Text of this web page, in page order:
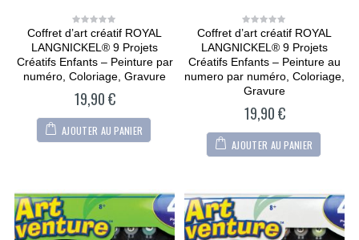
0
out
of
5
Coffret d’art créatif ROYAL
LANGNICKEL® 9 Projets
Créatifs Enfants – Peinture par
numéro, Coloriage, Gravure
19,90€
AJOUTER AU PANIER
0
out
of
5
Coffret d’art créatif ROYAL
LANGNICKEL® 9 Projets
Créatifs Enfants – Peinture au
numero par numéro, Coloriage,
Gravure
19,90€
AJOUTER AU PANIER